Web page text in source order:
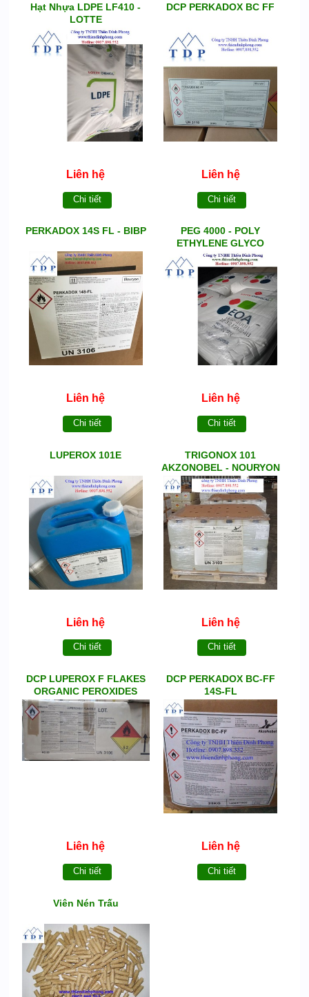
Hạt Nhựa LDPE LF410 -
LOTTE
Liên hệ
Chi tiết
DCP PERKADOX BC FF
Liên hệ
Chi tiết
PERKADOX 14S FL - BIBP
Liên hệ
Chi tiết
PEG 4000 - POLY
ETHYLENE GLYCO
Liên hệ
Chi tiết
LUPEROX 101E
Liên hệ
Chi tiết
TRIGONOX 101
AKZONOBEL - NOURYON
Liên hệ
Chi tiết
DCP LUPEROX F FLAKES
ORGANIC PEROXIDES
Liên hệ
Chi tiết
DCP PERKADOX BC-FF
14S-FL
Liên hệ
Chi tiết
Viên Nén Trấu